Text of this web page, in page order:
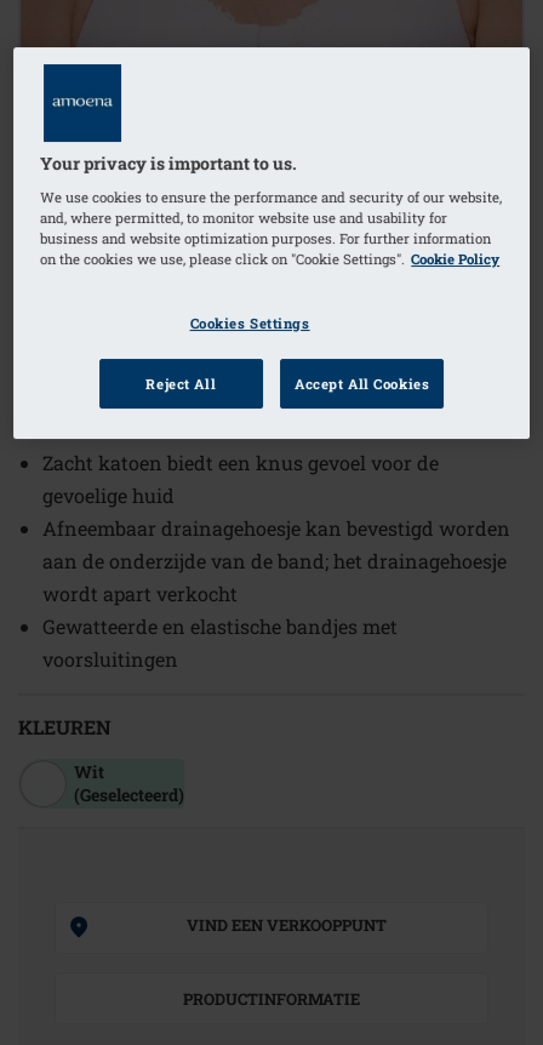
1/6
Zacht katoen biedt een knus gevoel voor de
gevoelige huid
Afneembaar drainagehoesje kan bevestigd worden
aan de onderzijde van de band; het drainagehoesje
wordt apart verkocht
Gewatteerde en elastische bandjes met
voorsluitingen
KLEUREN
Wit
(Geselecteerd)
VIND EEN VERKOOPPUNT
PRODUCTINFORMATIE
Your privacy is important to us.
We use cookies to ensure the performance and security of our website,
and, where permitted, to monitor website use and usability for
business and website optimization purposes. For further information
on the cookies we use, please click on "Cookie Settings". Cookie Policy
Cookies Settings
Reject All Accept All Cookies